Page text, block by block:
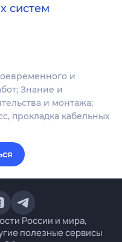
систем
и
Знание и
и монтажа;
прокладка кабельных
России и мира,
полезные сервисы